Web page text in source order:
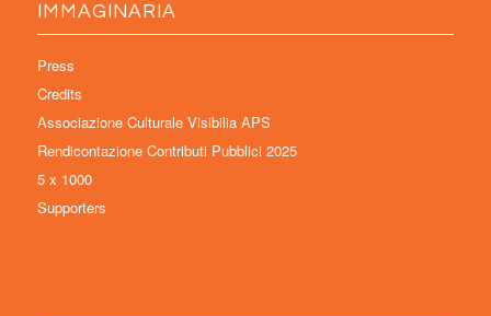
IMMAGINARIA
Press
Credits
Associazione Culturale Visibilia APS
Rendicontazione Contributi Pubblici 2025
5 x 1000
Supporters